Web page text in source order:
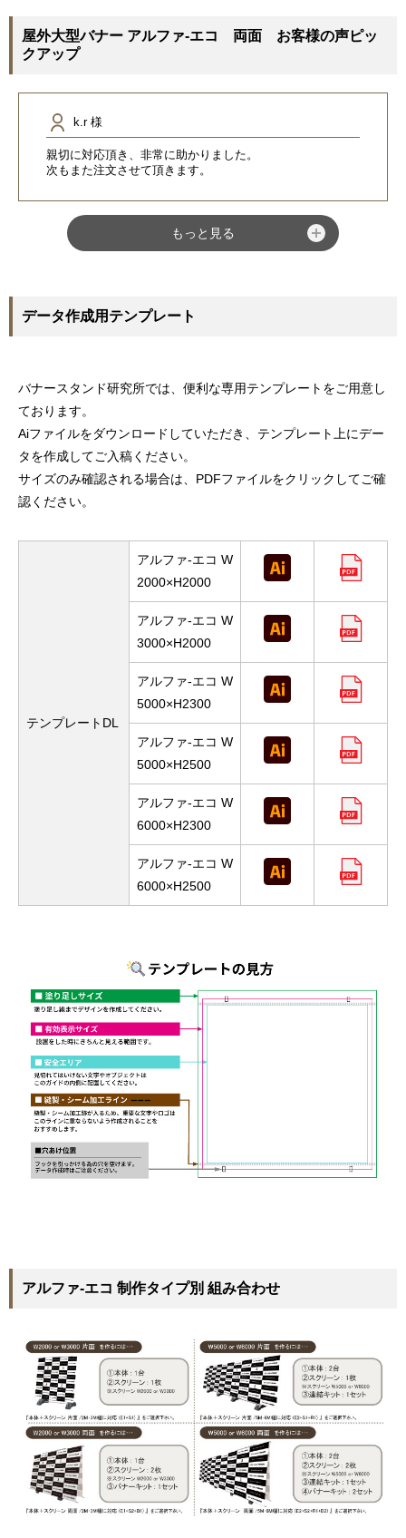
屋外大型バナー アルファ-エコ 両面 お客様の声ピッ
クアップ
k.r 様
親切に対応頂き、非常に助かりました。
次もまた注文させて頂きます。
もっと見る
データ作成用テンプレート
バナースタンド研究所では、便利な専用テンプレートをご用意し
ております。
Aiファイルをダウンロードしていただき、テンプレート上にデー
タを作成してご入稿ください。
サイズのみ確認される場合は、PDFファイルをクリックしてご確
認ください。
テンプレートDL
アルファ-エコ W
2000×H2000
アルファ-エコ W
3000×H2000
アルファ-エコ W
5000×H2300
アルファ-エコ W
5000×H2500
アルファ-エコ W
6000×H2300
アルファ-エコ W
6000×H2500
アルファ‐エコ 制作タイプ別 組み合わせ